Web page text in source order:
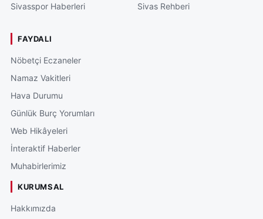
Sivasspor Haberleri
Sivas Rehberi
FAYDALI
Nöbetçi Eczaneler
Namaz Vakitleri
Hava Durumu
Günlük Burç Yorumları
Web Hikâyeleri
İnteraktif Haberler
Muhabirlerimiz
KURUMSAL
Hakkımızda